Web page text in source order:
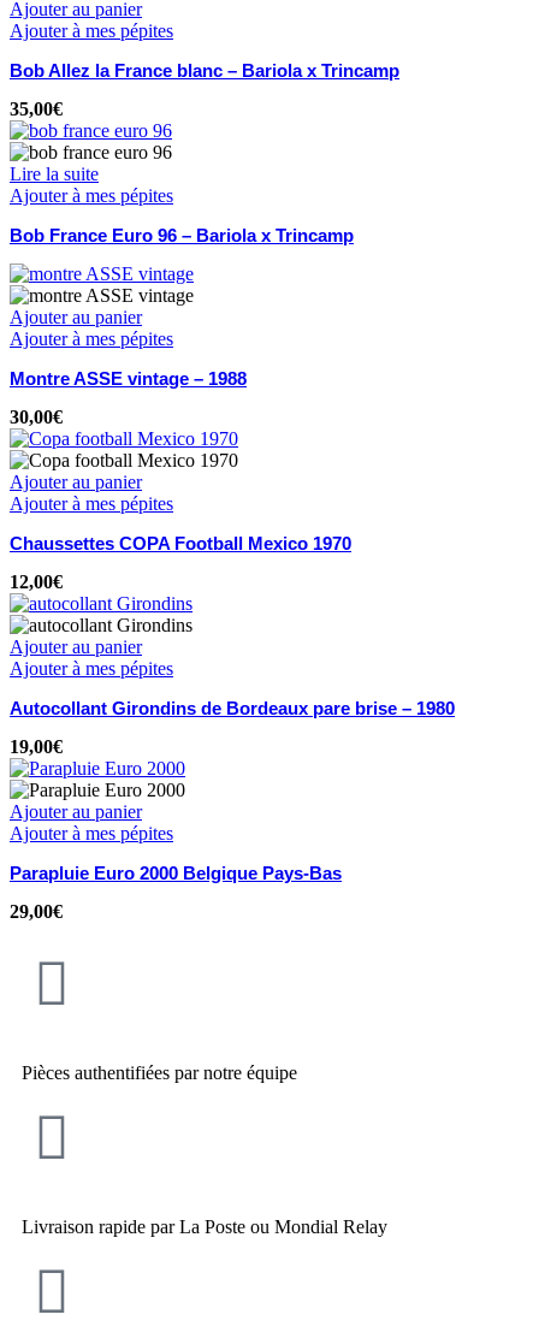
Ajouter au panier
Ajouter à mes pépites
Bob Allez la France blanc – Bariola x Trincamp
35,00€
Lire la suite
Ajouter à mes pépites
Bob France Euro 96 – Bariola x Trincamp
Ajouter au panier
Ajouter à mes pépites
Montre ASSE vintage – 1988
30,00€
Ajouter au panier
Ajouter à mes pépites
Chaussettes COPA Football Mexico 1970
12,00€
Ajouter au panier
Ajouter à mes pépites
Autocollant Girondins de Bordeaux pare brise – 1980
19,00€
Ajouter au panier
Ajouter à mes pépites
Parapluie Euro 2000 Belgique Pays-Bas
29,00€
Pièces authentifiées par notre équipe
Livraison rapide par La Poste ou Mondial Relay